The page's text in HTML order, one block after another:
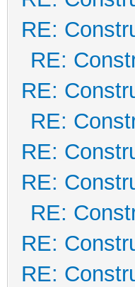
RE:
RE:
RE:
RE:
RE:
RE:
RE:
RE:
RE: